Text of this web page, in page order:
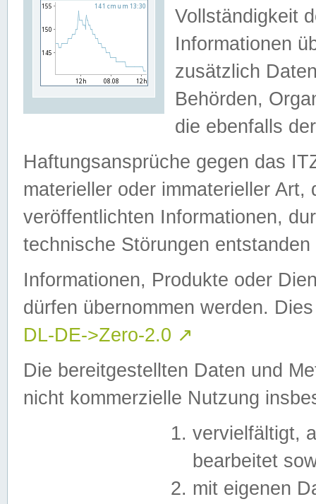
Vollständigkeit
Informationen
zusätzlich
Behörden,
die ebenfalls
Haftungsansprüche gegen das
materieller oder immaterieller
veröffentlichten Informationen,
technische Störungen
Informationen, Produkte oder
dürfen übernommen werden.
DL-DE->Zero-2.0 ↗
Die bereitgestellten Daten und
nicht kommerzielle Nutzung
vervielfältigt,
bearbeitet
mit eigenen